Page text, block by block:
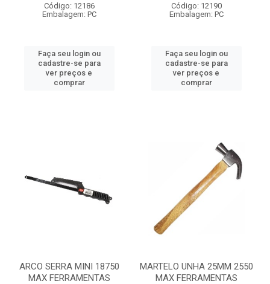
Código: 12186
Embalagem: PC
Faça seu login ou
cadastre-se para
ver preços e
comprar
Código: 12190
Embalagem: PC
Faça seu login ou
cadastre-se para
ver preços e
comprar
ARCO SERRA MINI 18750
MAX FERRAMENTAS
MARTELO UNHA 25MM 2550
MAX FERRAMENTAS